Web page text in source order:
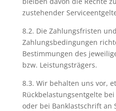
zustehender
8.2. Die Zahlungsfristen
Zahlungsbedingungen
Bestimmungen des
bzw. Leistungsträgers.
8.3. Wir behalten uns vor,
Rückbelastungsentgelte
oder bei Banklastschrift an